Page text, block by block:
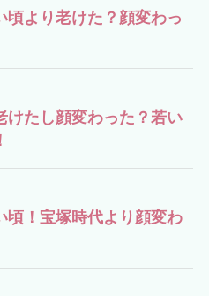
頃より老けた？顔変わっ
けたし顔変わった？若い
頃！宝塚時代より顔変わ